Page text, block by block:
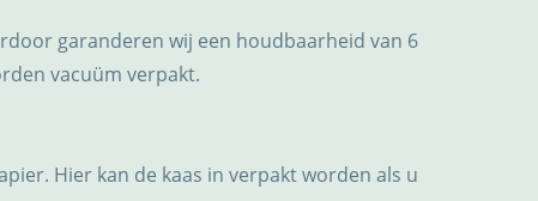
garanderen wij een houdbaarheid van 6
vacuüm verpakt.
Hier kan de kaas in verpakt worden als u